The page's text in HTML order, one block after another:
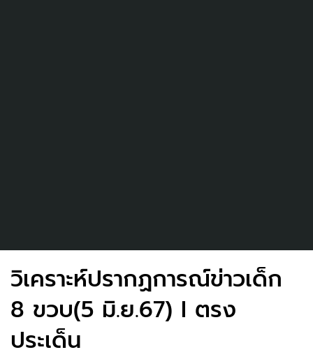
วิเคราะห์ปรากฏการณ์ข่าวเด็ก
8 ขวบ(5 มิ.ย.67) I ตรง
ประเด็น